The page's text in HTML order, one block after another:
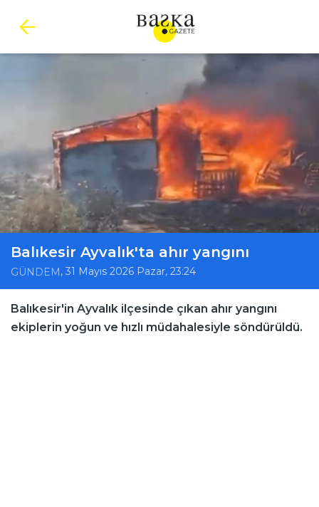
Balıkesir Ayvalık'ta ahır yangını
GÜNDEM , 31 Mayıs 2026 Pazar, 23:24
Balıkesir'in Ayvalık ilçesinde çıkan ahır yangını
ekiplerin yoğun ve hızlı müdahalesiyle söndürüldü.